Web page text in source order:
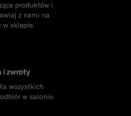
produktów i
z nami na
w sklepie.
i zwroty
wszystkich
w salonie.